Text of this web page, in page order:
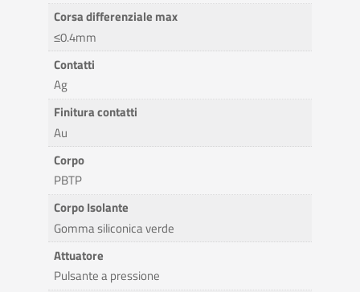
Corsa differenziale max
≤0.4mm
Contatti
Ag
Finitura contatti
Au
Corpo
PBTP
Corpo Isolante
Gomma siliconica verde
Attuatore
Pulsante a pressione